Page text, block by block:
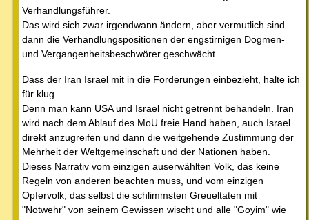
Verhandlungsführer.
Das wird sich zwar irgendwann ändern, aber vermutlich sind
dann die Verhandlungspositionen der engstirnigen Dogmen-
und Vergangenheitsbeschwörer geschwächt.
Dass der Iran Israel mit in die Forderungen einbezieht, halte ich
für klug.
Denn man kann USA und Israel nicht getrennt behandeln. Iran
wird nach dem Ablauf des MoU freie Hand haben, auch Israel
direkt anzugreifen und dann die weitgehende Zustimmung der
Mehrheit der Weltgemeinschaft und der Nationen haben.
Dieses Narrativ vom einzigen auserwählten Volk, das keine
Regeln von anderen beachten muss, und vom einzigen
Opfervolk, das selbst die schlimmsten Greueltaten mit
"Notwehr" von seinem Gewissen wischt und alle "Goyim" wie